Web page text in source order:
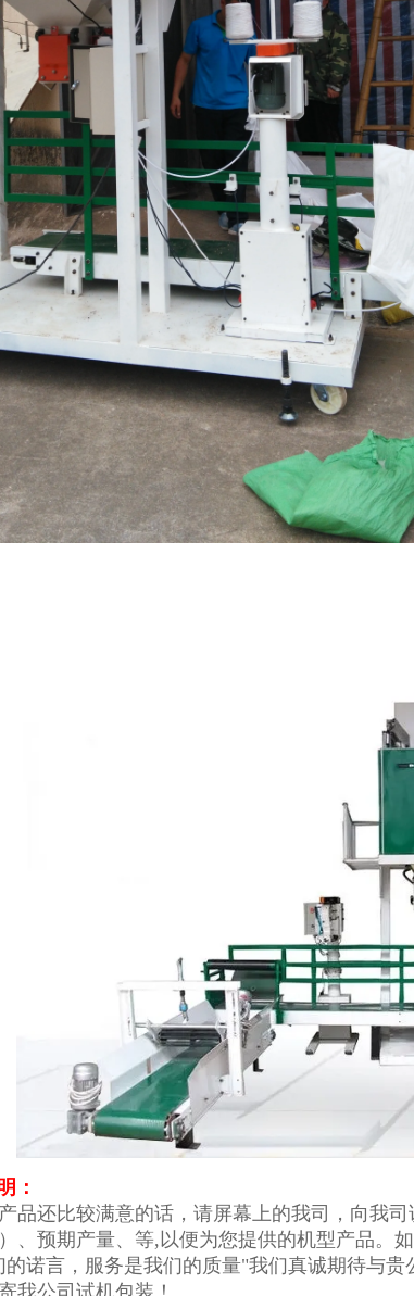
：
品还比较满意的话，请屏幕上的我司，向我
、预期产量、等,以便为您提供的机型产品。
的诺言，服务是我们的质量"我们真诚期待与
我公司试机包装！